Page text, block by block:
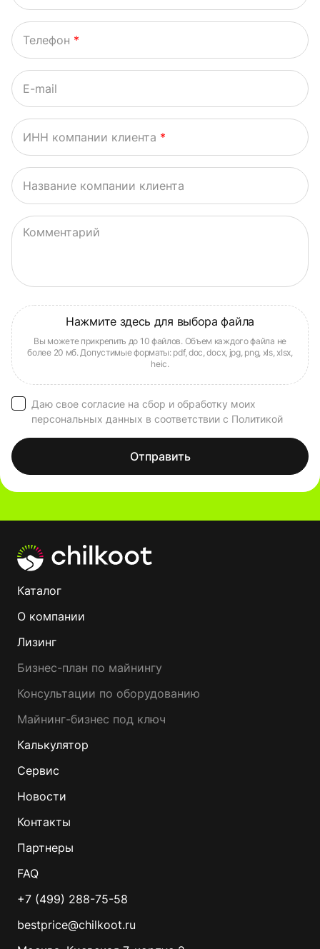
Телефон *
E-mail
ИНН компании клиента *
Название компании клиента
Комментарий
Даю свое согласие на сбор и обработку моих
персональных данных в соответствии с Политикой
Отправить
Каталог
О компании
Лизинг
Бизнес-план по майнингу
Консультации по оборудованию
Майнинг-бизнес под ключ
Калькулятор
Сервис
Новости
Контакты
Партнеры
FAQ
+7 (499) 288-75-58
bestprice@chilkoot.ru